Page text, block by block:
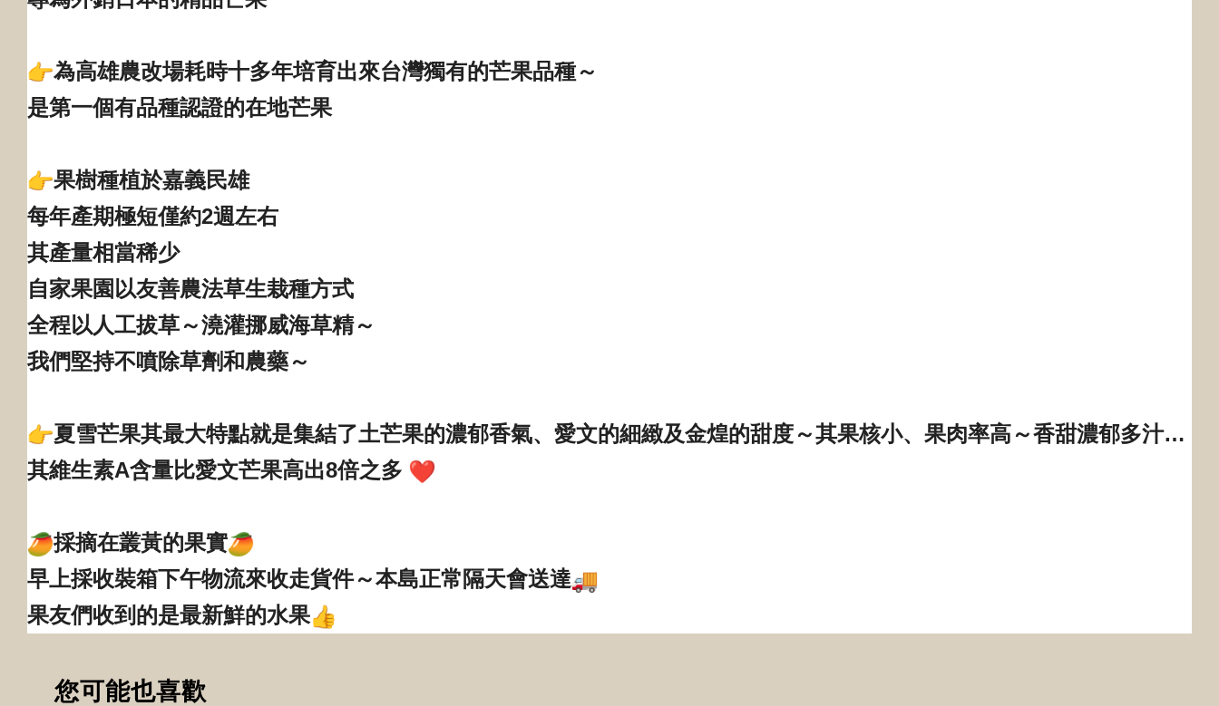
為高雄農改場耗時十多年培育出來台灣獨有的芒果品種～
是第一個有品種認證的在地芒果
果樹種植於嘉義民雄
每年產期極短僅約2週左右
其產量相當稀少
自家果園以友善農法草生栽種方式
全程以人工拔草～澆灌挪威海草精～
我們堅持不噴除草劑和農藥～
夏雪芒果其最大特點就是集結了土芒果的濃郁香氣、 愛文的細緻及金煌的甜度～其果核小、果肉率高～香甜濃郁多汁…
其維生素A含量比愛文芒果高出8倍之多
採摘在叢黃的果實
早上採收裝箱下午物流來收走貨件～本島正常隔天會送達
果友們收到的是最新鮮的水果
您可能也喜歡